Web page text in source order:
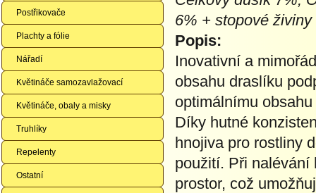
Postřikovače
Plachty a fólie
Nářadí
Květináče samozavlažovací
Květináče, obaly a misky
Truhlíky
Repelenty
Ostatní
6% + stopové
Popis:
Inovativní a
obsahu draslíku
optimálnímu
Díky hutné
hnojiva pro rostliny
použití. Při nalévání
prostor, což